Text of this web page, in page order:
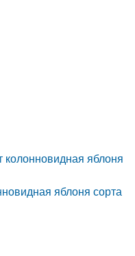
колонновидная яблоня
яблоня сорта